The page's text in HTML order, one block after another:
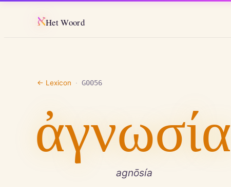
אHet Woord
← Lexicon · G0056
ἀγνωσία
agnōsía